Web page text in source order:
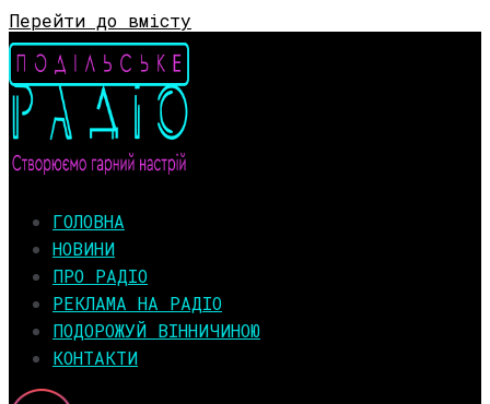
Перейти до вмісту
ГОЛОВНА
НОВИНИ
ПРО РАДІО
РЕКЛАМА НА РАДІО
ПОДОРОЖУЙ ВІННИЧИНОЮ
КОНТАКТИ